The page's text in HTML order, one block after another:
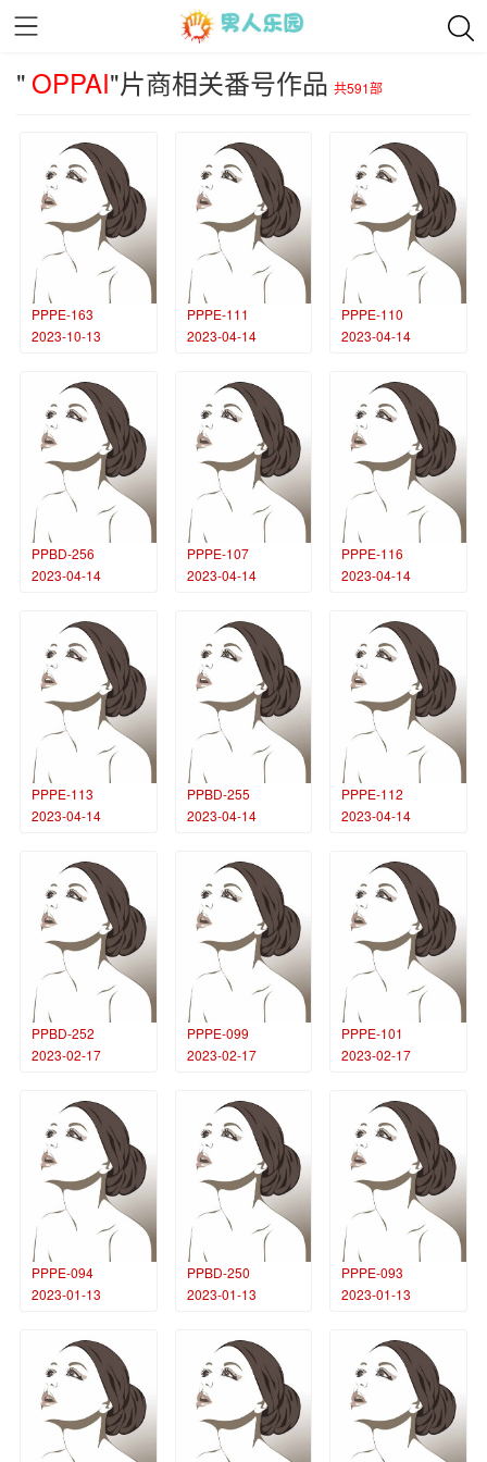
" OPPAI"片商相关番号作品 共591部
PPPE-163
2023-10-13
PPPE-111
2023-04-14
PPPE-110
2023-04-14
PPBD-256
2023-04-14
PPPE-107
2023-04-14
PPPE-116
2023-04-14
PPPE-113
2023-04-14
PPBD-255
2023-04-14
PPPE-112
2023-04-14
PPBD-252
2023-02-17
PPPE-099
2023-02-17
PPPE-101
2023-02-17
PPPE-094
2023-01-13
PPBD-250
2023-01-13
PPPE-093
2023-01-13